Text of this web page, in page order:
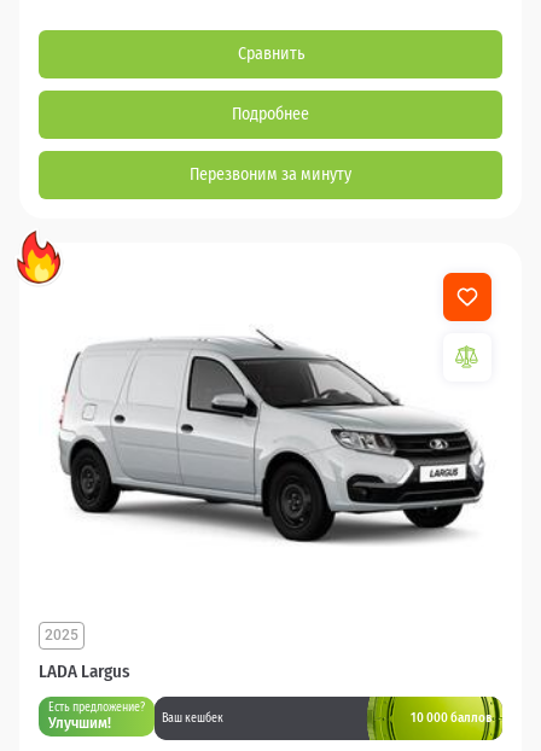
Сравнить
Подробнее
Перезвоним за минуту
LADA Largus
2025
Есть предложение?
Улучшим! Ваш кешбек 10 000 баллов